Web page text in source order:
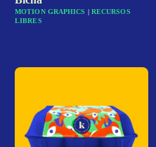
MOTION GRAPHICS | RECURSOS
LIBRES